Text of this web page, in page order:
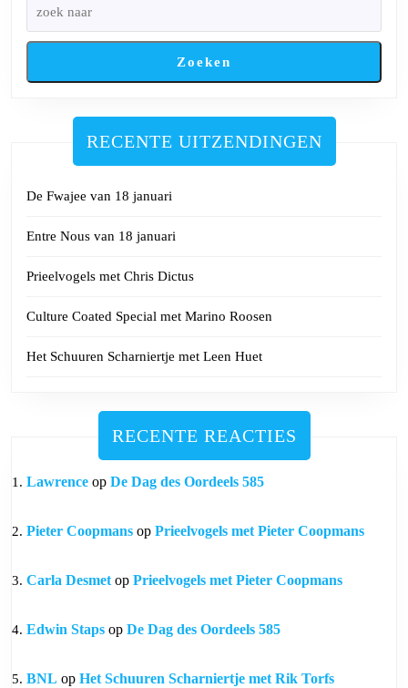
Zoeken
RECENTE UITZENDINGEN
De Fwajee van 18 januari
Entre Nous van 18 januari
Prieelvogels met Chris Dictus
Culture Coated Special met Marino Roosen
Het Schuuren Scharniertje met Leen Huet
RECENTE REACTIES
Lawrence op De Dag des Oordeels 585
Pieter Coopmans op Prieelvogels met Pieter Coopmans
Carla Desmet op Prieelvogels met Pieter Coopmans
Edwin Staps op De Dag des Oordeels 585
BNL op Het Schuuren Scharniertje met Rik Torfs